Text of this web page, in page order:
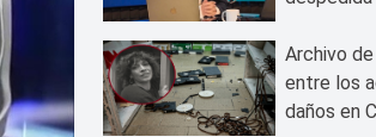
Archivo
entre los
daños en